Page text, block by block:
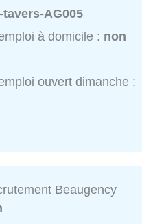
AG005
à domicile : non
ouvert dimanche :
Beaugency